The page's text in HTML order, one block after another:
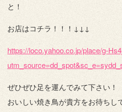
と！
お店はコチラ！！！↓↓↓
https://loco.yahoo.co.jp/place/g-
ぜひぜひ足を運んでみて下さい！
おいしい焼き鳥が貴方をお待ちし